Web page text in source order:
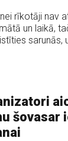
rīkotāji nav
un laikā,
sarunās,
šovasar